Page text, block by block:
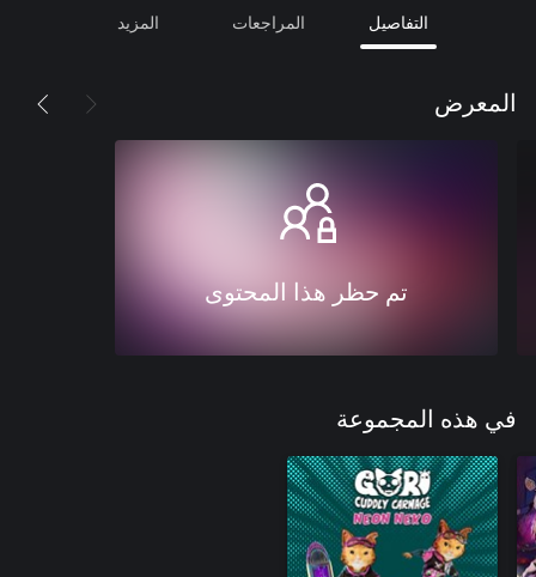
التفاصيل المراجعات المزيد
المعرض
تم حظر هذا المحتوى
في هذه المجموعة